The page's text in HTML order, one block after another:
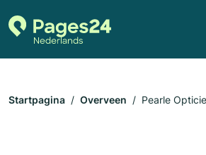
Startpagina Overveen Pearle